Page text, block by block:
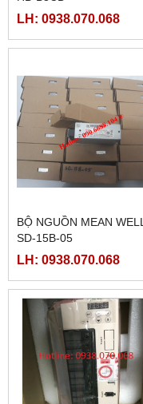
LH: 0938.070.068
BỘ NGUỒN MEAN WELL
SD-15B-05
LH: 0938.070.068